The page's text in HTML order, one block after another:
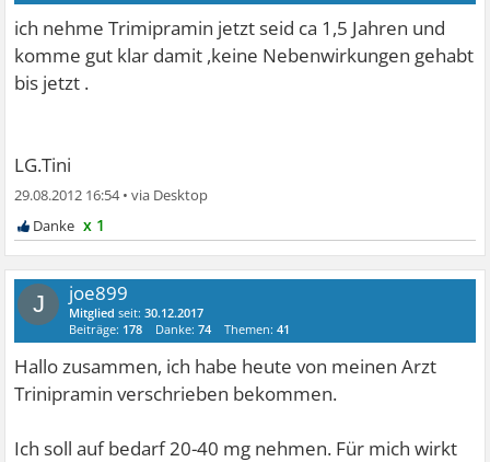
ich nehme Trimipramin jetzt seid ca 1,5 Jahren und
komme gut klar damit ,keine Nebenwirkungen gehabt
bis jetzt .
LG.Tini
29.08.2012 16:54•
x 1
J joe899
Mitglied seit:30.12.2017
Beiträge: 178 Danke:74 Themen:41
Hallo zusammen, ich habe heute von meinen Arzt
Trinipramin verschrieben bekommen.
Ich soll auf bedarf 20-40 mg nehmen. Für mich wirkt